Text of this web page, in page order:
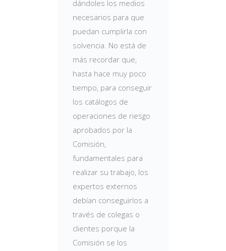
dándoles los medios
necesarios para que
puedan cumplirla con
solvencia. No está de
más recordar que,
hasta hace muy poco
tiempo, para conseguir
los catálogos de
operaciones de riesgo
aprobados por la
Comisión,
fundamentales para
realizar su trabajo, los
expertos externos
debían conseguirlos a
través de colegas o
clientes porque la
Comisión se los